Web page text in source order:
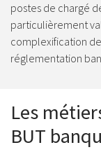
postes de chargé
particulièrement
complexification
réglementation
Les
BUT